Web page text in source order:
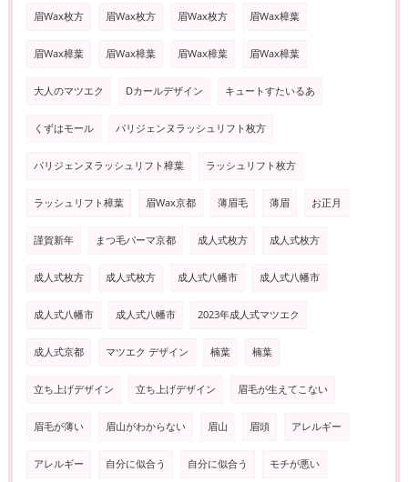
眉Wax枚方 眉Wax枚方 眉Wax枚方 眉Wax樟葉
眉Wax樟葉 眉Wax樟葉 眉Wax樟葉 眉Wax樟葉
大人のマツエク Dカールデザイン キュートすたいるあ
くずはモール パリジェンヌラッシュリフト枚方
パリジェンヌラッシュリフト樟葉 ラッシュリフト枚方
ラッシュリフト樟葉 眉Wax京都 薄眉毛 薄眉 お正月
謹賀新年 まつ毛パーマ京都 成人式枚方 成人式枚方
成人式枚方 成人式枚方 成人式八幡市 成人式八幡市
成人式八幡市 成人式八幡市 2023年成人式マツエク
成人式京都 マツエク デザイン 楠葉 楠葉
立ち上げデザイン 立ち上げデザイン 眉毛が生えてこない
眉毛が薄い 眉山がわからない 眉山 眉頭 アレルギー
アレルギー 自分に似合う 自分に似合う モチが悪い